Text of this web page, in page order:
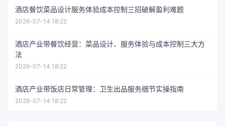
酒店餐饮菜品设计服务体验成本控制三招破解盈利难题
2026-07-14 18:22
酒店产业带餐饮经营：菜品设计、服务体验与成本控制三大方
法
2026-07-14 18:22
酒店产业带饭店日常管理：卫生出品服务细节实操指南
2026-07-14 18:22